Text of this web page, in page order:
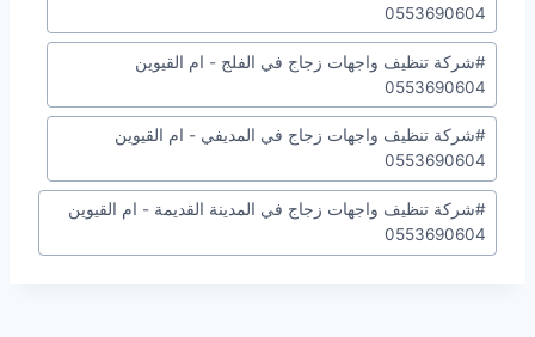
0553690604
#شركة تنظيف واجهات زجاج في الفلج - ام القيوين
0553690604
#شركة تنظيف واجهات زجاج في المديفي - ام القيوين
0553690604
#شركة تنظيف واجهات زجاج في المدينة القديمة - ام القيوين
0553690604